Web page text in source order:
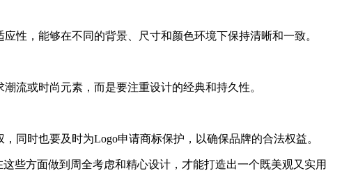
性，能够在不同的背景、尺寸和颜色环境下保持清晰和一致。
流或时尚元素，而是要注重设计的经典和持久性。
同时也要及时为Logo申请商标保护，以确保品牌的合法权益。
些方面做到周全考虑和精心设计，才能打造出一个既美观又实用